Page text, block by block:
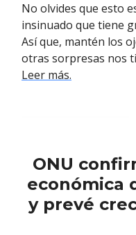
No olvides que esto
insinuado que tiene
Así que, mantén los
otras sorpresas nos
Leer más.
ONU
económica
y prevé